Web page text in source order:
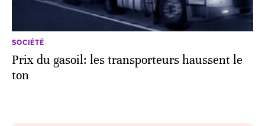
SOCIÉTÉ
Prix du gasoil: les transporteurs haussent le
ton